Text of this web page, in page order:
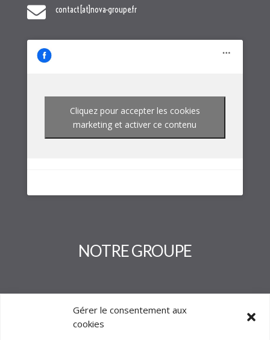
Gérer le consentement aux
cookies
 contact[at]nova-groupe.fr
Cliquez pour accepter les cookies
marketing et activer ce contenu
NOTRE GROUPE